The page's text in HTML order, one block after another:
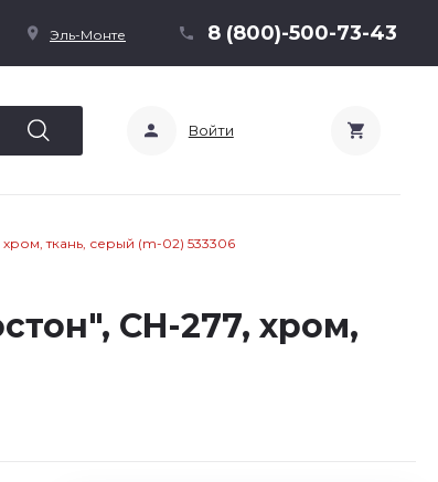
Эль-Монте 8 (800)-500-73-43
Войти
ткань, серый (m-02) 533306
CH-277, хром,